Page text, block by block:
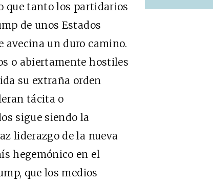
que tanto los partidarios
de unos Estados
avecina un duro camino.
o abiertamente hostiles
su extraña orden
tácita o
sigue siendo la
liderazgo de la nueva
hegemónico en el
que los medios